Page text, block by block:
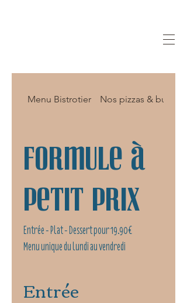
Menu Bistrotier Nos pizzas & burgers
Formule à
Petit Prix
Entrée - Plat - Dessert pour 19.90€
Menu unique du lundi au vendredi
Entrée